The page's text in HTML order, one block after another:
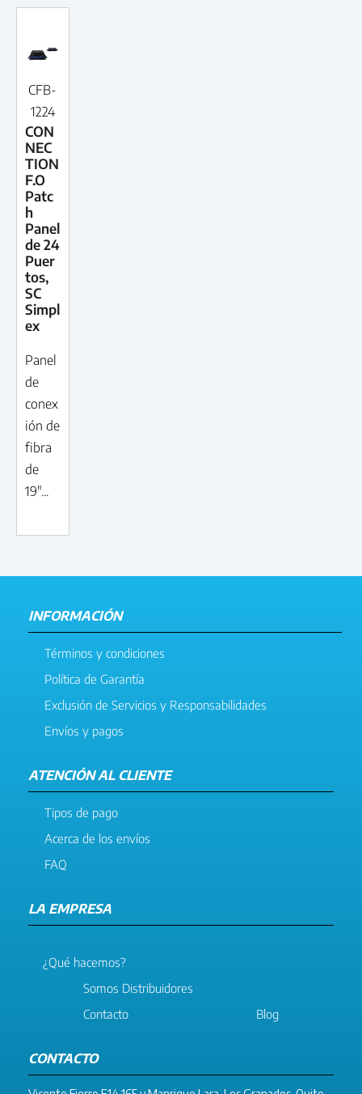
CFB-
1224
CON
NEC
TION
F.O
Patc
h
Panel
de 24
Puer
tos,
SC
Simpl
ex
Panel
de
conex
ión de
fibra
de
19"...
INFORMACIÓN
Términos y condiciones
Política de Garantía
Exclusión de Servicios y Responsabilidades
Envíos y pagos
ATENCIÓN AL CLIENTE
Tipos de pago
Acerca de los envíos
FAQ
LA EMPRESA
¿Qué hacemos?
Somos Distribuidores
Contacto
Blog
CONTACTO